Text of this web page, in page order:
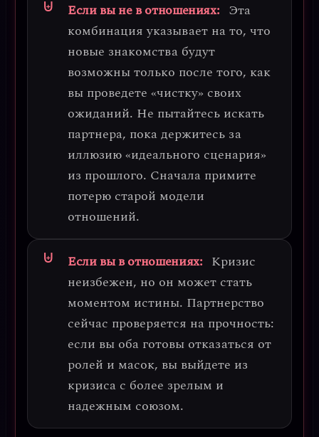
Если вы не в отношениях: Эта
комбинация указывает на то, что
новые знакомства будут
возможны только после того, как
вы проведете «чистку» своих
ожиданий. Не пытайтесь искать
партнера, пока держитесь за
иллюзию «идеального сценария»
из прошлого. Сначала примите
потерю старой модели
отношений.
Если вы в отношениях: Кризис
неизбежен, но он может стать
моментом истины. Партнерство
сейчас проверяется на прочность:
если вы оба готовы отказаться от
ролей и масок, вы выйдете из
кризиса с более зрелым и
надежным союзом.